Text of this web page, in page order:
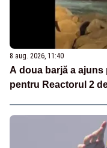
8 aug. 2026, 11:40
A doua barjă a ajuns
pentru Reactorul 2